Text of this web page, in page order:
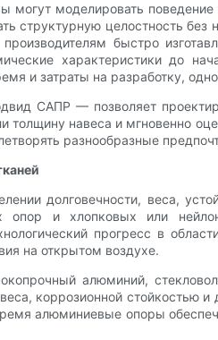
могут моделировать
структурную целостность
быстро
характеристики до
и затраты на разработку,
САПР — позволяет
навеса и мгновенно
разнообразные
долговечности, веса,
опор и хлопковых или
прогресс в
на открытом воздухе.
алюминий,
коррозионной стойкостью
алюминиевые опоры